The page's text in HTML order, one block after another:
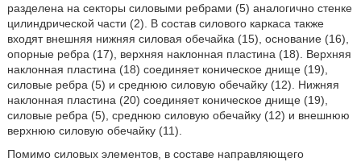
разделена на секторы силовыми ребрами (5) аналогично стенке
цилиндрической части (2). В состав силового каркаса также
входят внешняя нижняя силовая обечайка (15), основание (16),
опорные ребра (17), верхняя наклонная пластина (18). Верхняя
наклонная пластина (18) соединяет коническое днище (19),
силовые ребра (5) и среднюю силовую обечайку (12). Нижняя
наклонная пластина (20) соединяет коническое днище (19),
силовые ребра (5), среднюю силовую обечайку (12) и внешнюю
верхнюю силовую обечайку (11).
Помимо силовых элементов, в составе направляющего